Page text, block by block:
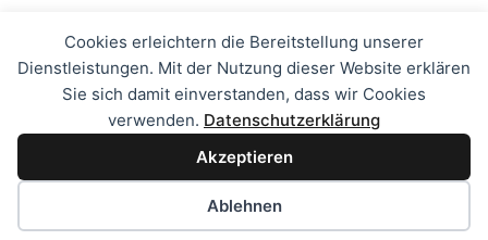
Cookies erleichtern die Bereitstellung unserer
Dienstleistungen. Mit der Nutzung dieser Website erklären
Sie sich damit einverstanden, dass wir Cookies
verwenden. Datenschutzerklärung
Akzeptieren
Ablehnen
Impressum|Datenschutz
Copyright © 2026 Aprendis GmbH